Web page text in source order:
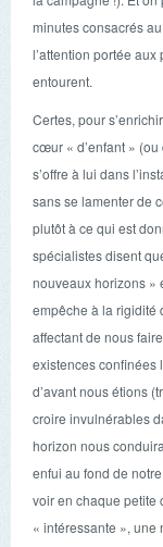
minutes consacrés
l’attention portée
entourent.
Certes, pour
cœur « d’enfant »
s’offre à lui dans
sans se lamenter de
plutôt à ce qui est
spécialistes disent
nouveaux horizons »
empêche à la rigidité
affectant de nous
existences confinées
d’avant nous étions
croire invulnérables
horizon nous
enfui au fond de
voir en chaque petite
« intéressante », une